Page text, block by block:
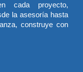
cada proyecto,
la asesoría hasta
construye con